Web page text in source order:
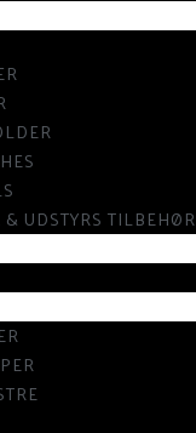
UDSTYRS TILBEHØR